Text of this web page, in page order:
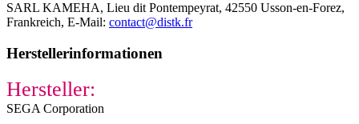
SARL KAMEHA, Lieu dit Pontempeyrat, 42550 Usson-en-Forez,
Frankreich, E-Mail: contact@distk.fr
Herstellerinformationen
Hersteller:
SEGA Corporation